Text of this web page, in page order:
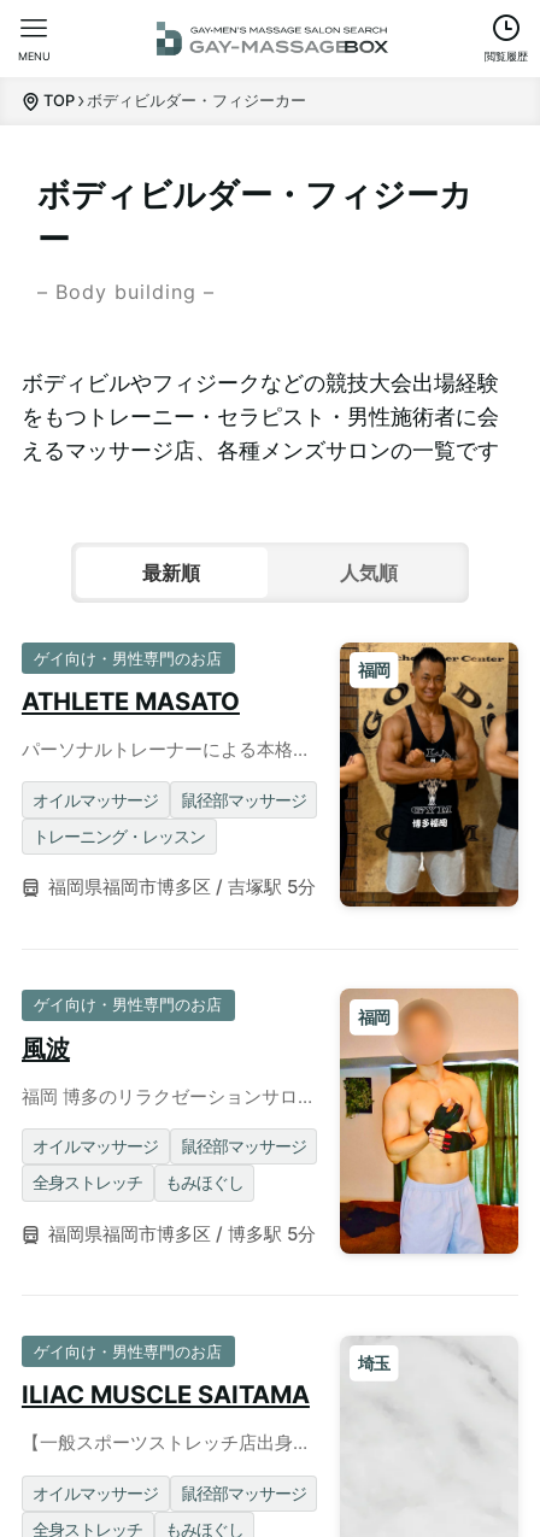
閲覧履歴
MENU
TOP ボディビルダー・フィジーカー
ボディビルダー・フィジーカ
ー
– Body building –
ボディビルやフィジークなどの競技大会出場経験
をもつトレーニー・セラピスト・男性施術者に会
えるマッサージ店、各種メンズサロンの一覧です
最新順 人気順
福岡
ゲイ向け・男性専門のお店
ATHLETE MASATO
パーソナルトレーナーによる本格施
オイルマッサージ
鼠径部マッサージ
トレーニング・レッスン
福岡県福岡市博多区 / 吉塚駅 5分
福岡
ゲイ向け・男性専門のお店
風波
福岡 博多のリラクゼーションサロン
チョな爽やかセラピスト沖田真吾
オイルマッサージ
鼠径部マッサージ
全身ストレッチ
もみほぐし
福岡県福岡市博多区 / 博多駅 5分
埼玉
ゲイ向け・男性専門のお店
ILIAC MUSCLE SAITAMA
【一般スポーツストレッチ店出身】
ージ◎個室＆出張可
オイルマッサージ
鼠径部マッサージ
全身ストレッチ
もみほぐし